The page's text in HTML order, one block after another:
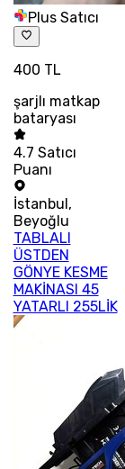
Plus Satıcı
400 TL
şarjlı matkap
bataryası
4.7 Satıcı
Puanı
İstanbul,
Beyoğlu
TABLALI
ÜSTDEN
GÖNYE KESME
MAKİNASI 45
YATARLI 255LİK